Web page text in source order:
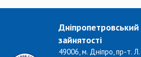
зайнятості
49006, м. Дніпро, пр-т.